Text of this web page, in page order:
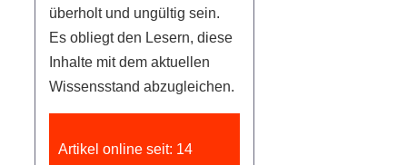
überholt und ungültig sein.
Es obliegt den Lesern, diese
Inhalte mit dem aktuellen
Wissensstand abzugleichen.
Artikel online seit: 14